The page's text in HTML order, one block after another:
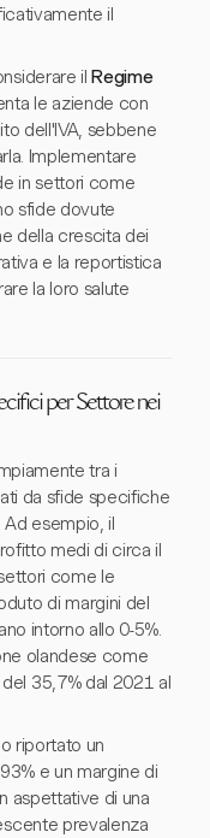
il
ilRegime
le aziende con
dell'IVA, sebbene
Implementare
in settori come
sfide dovute
della crescita dei
e la reportistica
la loro salute
per Settore nei
tra i
da sfide specifiche
esempio, il
medi di circa il
come le
di margini del
intorno allo 0-5%.
olandese come
35,7% dal 2021 al
riportato un
e un margine di
aspettative di una
prevalenza